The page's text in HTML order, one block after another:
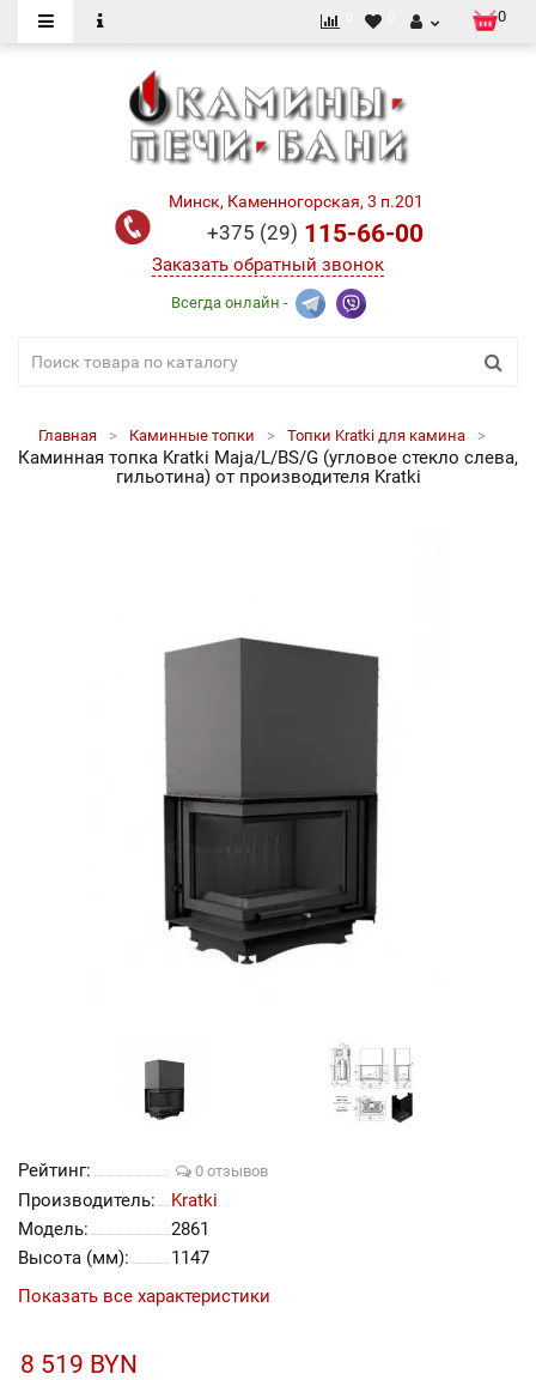
0
Минск, Каменногорская, 3 п.201
+375 (29) 115-66-00
Заказать обратный звонок
Всегда онлайн -
Главная Каминные топки Топки Kratki для камина
Каминная топка Kratki Maja/L/BS/G (угловое стекло слева,
гильотина) от производителя Kratki
Рейтинг: 0 отзывов
Производитель:
Kratki
Модель:
2861
Высота (мм):
1147
Показать все характеристики
8 519 BYN